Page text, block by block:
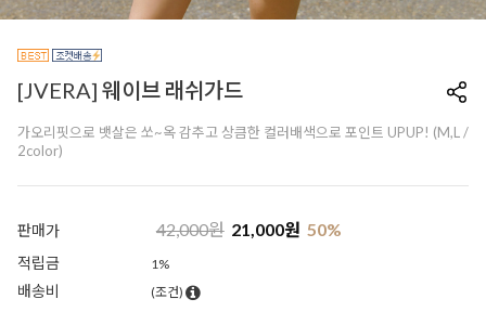
[JVERA] 웨이브 래쉬가드
가오리핏으로 뱃살은 쏘~옥 감추고 상큼한 컬러배색으로 포인트 UPUP! (M,L /
2color)
판매가 42,000원 21,000원 50%
적립금 1%
배송비 (조건)